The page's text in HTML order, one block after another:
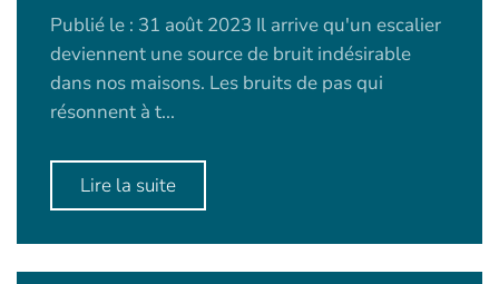
Publié le : 31 août 2023 Il arrive qu'un escalier
deviennent une source de bruit indésirable
dans nos maisons. Les bruits de pas qui
résonnent à t...
Lire la suite